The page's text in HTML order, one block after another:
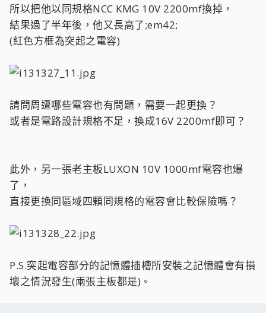
所以把他以同規格NCC KMG 10V 2200mf換掉，
結果過了半年後，他又長高了;em42;
(紅色方框為突起之電容)
請問周遭哪些電容也有問題，需要一起更換？
或者是電路設計規格不足，換成16V 2200mf即可？
此外，另一張老主板LUXON 10V 1000mf電容也爆
了，
直接更換同區域四顆同規格的電容會比較保險嗎？
P.S.突起電容部分的記憶體插槽所安裝之記憶體會有損
壞之情況發生(兩張主板都是)。